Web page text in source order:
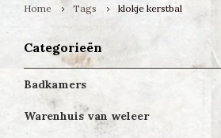
Home Tags klokje kerstbal
Categorieën
Badkamers
Warenhuis van weleer